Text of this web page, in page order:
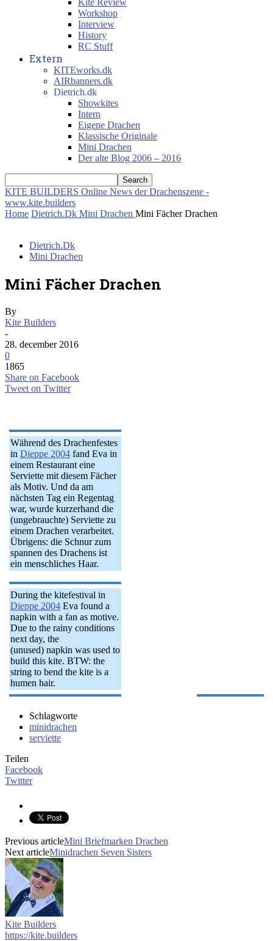
Kite Review
Workshop
Interview
History
RC Stuff
Extern
KITEworks.dk
AIRbanners.dk
Dietrich.dk
Showkites
Intern
Eigene Drachen
Klassische Originale
Mini Drachen
Der alte Blog 2006 – 2016
KITE BUILDERS Online News der Drachenszene -
www.kite.builders
Home Dietrich.Dk Mini Drachen Mini Fächer Drachen
Dietrich.Dk
Mini Drachen
Mini Fächer Drachen
By
Kite Builders
-
28. december 2016
0
1865
Share on Facebook
Tweet on Twitter
Während des Drachenfestes
in Dieppe 2004 fand Eva in
einem Restaurant eine
Serviette mit diesem Fächer
als Motiv. Und da am
nächsten Tag ein Regentag
war, wurde kurzerhand die
(ungebrauchte) Serviette zu
einem Drachen verarbeitet.
Übrigens: die Schnur zum
spannen des Drachens ist
ein menschliches Haar.
During the kitefestival in
Dieppe 2004 Eva found a
napkin with a fan as motive.
Due to the rainy conditions
next day, the
(unused) napkin was used to
build this kite. BTW: the
string to bend the kite is a
humen hair.
Schlagworte
minidrachen
serviette
Teilen
Facebook
Twitter
Previous articleMini Briefmarken Drachen
Next articleMinidrachen Seven Sisters
Kite Builders
https://kite.builders